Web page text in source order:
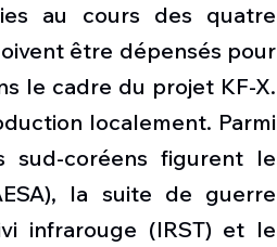
au cours des quatre
être dépensés pour
le cadre du projet KF-X.
localement. Parmi
sud-coréens figurent le
la suite de guerre
infrarouge (IRST) et le